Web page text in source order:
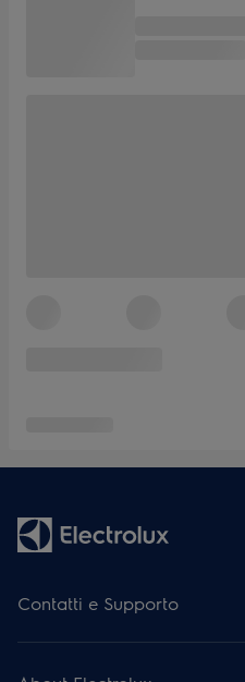
Contatti e Supporto
Iscriviti alla nostra newsletter